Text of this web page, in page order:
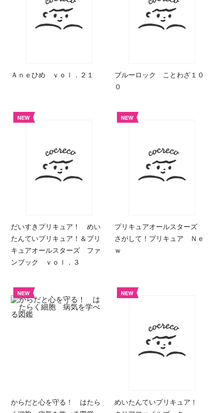
Ａｎｅひめ ｖｏｌ．２１
ブルーロック ことわざ１０
０
NEW
だいすきプリキュア！ めい
たんていプリキュア！＆プリ
キュアオールスターズ ファ
ンブック ｖｏｌ．３
NEW
プリキュアオールスターズ
さがして！プリキュア Ｎｅ
ｗ
NEW
からだと心を守る！ はたら
NEW
めいたんていプリキュア！